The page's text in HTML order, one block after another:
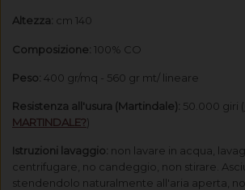
Altezza: cm 140
Composizione: 100% CO
Peso: 400 gr/mq - 560 gr mt/ lineare
Resistenza all'usura (Martindale): 50.000 giri (
MARTINDALE?)
Istruzioni lavaggio: non lavare in acqua,
centrifugare, no candeggio, non stirare.
stendendolo naturalmente all'aria aperta,